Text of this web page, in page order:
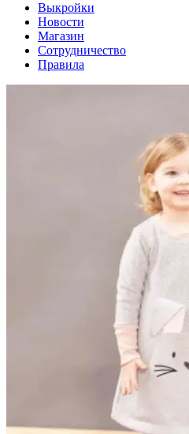
Выкройки
Новости
Магазин
Сотрудничество
Правила